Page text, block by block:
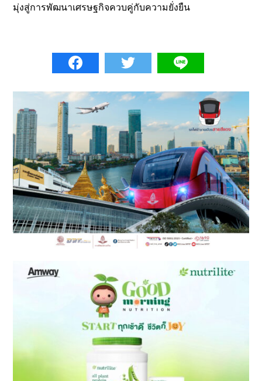
มุ่งสู่การพัฒนาเศรษฐกิจควบคู่กับความยั่งยืน